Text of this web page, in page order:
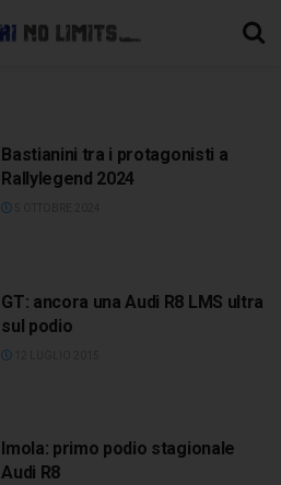
Bastianini tra i protagonisti a
Rallylegend 2024
GT: ancora una Audi R8 LMS ultra
sul podio
Imola: primo podio stagionale
Audi R8